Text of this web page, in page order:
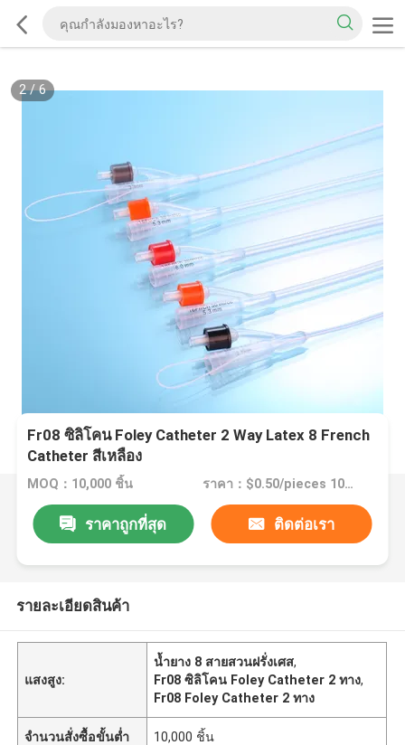
2/6
Fr08 ซิลิโคน Foley Catheter 2 Way Latex 8 French
Catheter สีเหลือง
MOQ：10,000 ชิ้น ราคา：$0.50/pieces 10000-49999 pieces
ราคาถูกที่สุด ติดต่อเรา
รายละเอียดสินค้า
แสงสูง:
น้ำยาง 8 สายสวนฝรั่งเศส,
Fr08 ซิลิโคน Foley Catheter 2 ทาง,
Fr08 Foley Catheter 2 ทาง
จำนวนสั่งซื้อขั้นต่ำ 10,000 ชิ้น